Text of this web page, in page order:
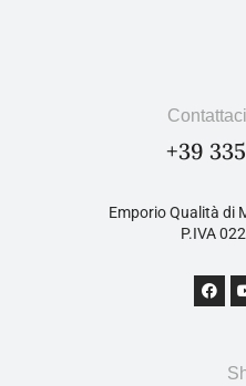
+39
Emporio Qualità di
P.IVA